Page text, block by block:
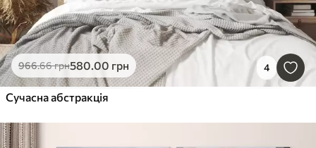
966.66грн580.00 грн 4
Сучасна абстракція